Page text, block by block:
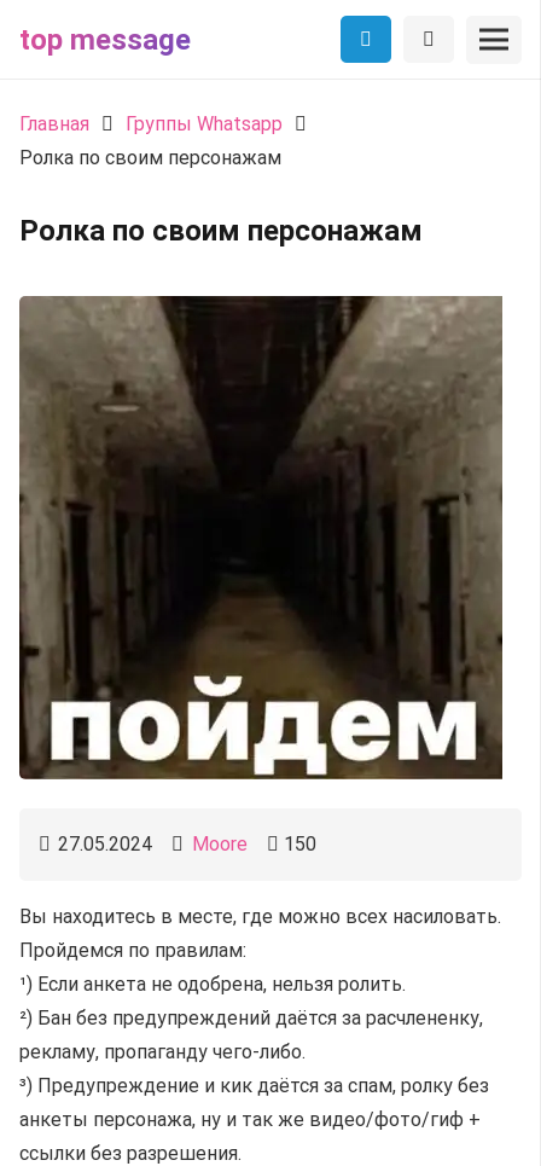
top message
Главная
Группы Whatsapp
Ролка по своим персонажам
Ролка по своим персонажам
27.05.2024 Moore 150
Вы находитесь в месте, где можно всех насиловать.
Пройдемся по правилам:
¹) Если анкета не одобрена, нельзя ролить.
²) Бан без предупреждений даётся за расчлененку,
рекламу, пропаганду чего-либо.
³) Предупреждение и кик даётся за спам, ролку без
анкеты персонажа, ну и так же видео/фото/гиф +
ссылки без разрешения.